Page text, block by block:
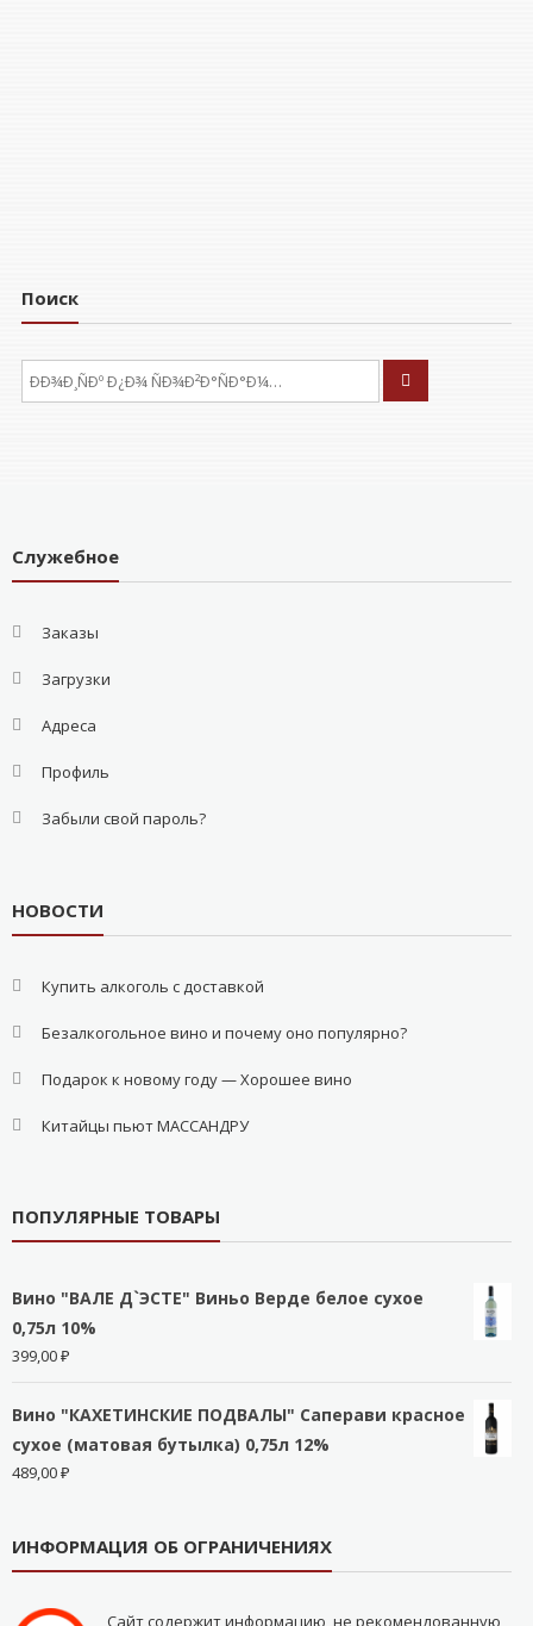
Поиск
ÐÑÐºÐ°ÑÑ:
Служебное
Заказы
Загрузки
Адреса
Профиль
Забыли свой пароль?
НОВОСТИ
Купить алкоголь с доставкой
Безалкогольное вино и почему оно популярно?
Подарок к новому году — Хорошее вино
Китайцы пьют МАССАНДРУ
ПОПУЛЯРНЫЕ ТОВАРЫ
Вино "ВАЛЕ Д`ЭСТЕ" Виньо Верде белое сухое
0,75л 10%
399,00₽
Вино "КАХЕТИНСКИЕ ПОДВАЛЫ" Саперави красное
сухое (матовая бутылка) 0,75л 12%
489,00₽
ИНФОРМАЦИЯ ОБ ОГРАНИЧЕНИЯХ
Сайт содержит информацию, не рекомендованную